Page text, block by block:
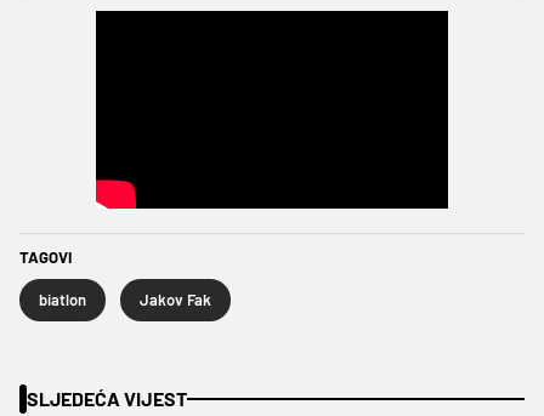
TAGOVI
biatlon Jakov Fak
SLJEDEĆA VIJEST